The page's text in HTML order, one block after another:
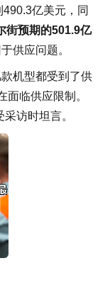
亿美元，同
街预期的501.9亿
供应问题。
机型都受到了供
临供应限制。
访时坦言。